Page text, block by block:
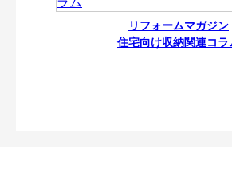
リフォームマガジン
住宅向け収納関連コラ